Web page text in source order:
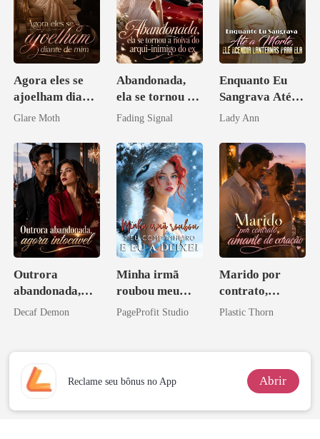
Agora eles se
ajoelham diante
de mim
Glare Moth
Abandonada,
ela se tornou a
noiva do arqui-
Fading Signal
Enquanto Eu
Sangrava Até a
Morte, Ele
Lanternas Para
Ela
Lady Ann
Outrora
abandonada,
agora intocável
Decaf Demon
Minha irmã
roubou meu
companheiro e
PageProfit Studio
Marido por
contrato,
amante de
Plastic Thorn
Reclame seu bônus no App Abrir